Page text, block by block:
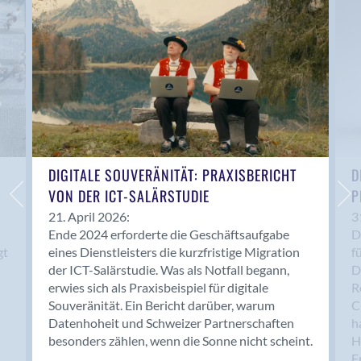
Anwil
Appenzell
Au SG
Baar
Baden
Balsthal
Balzers
Basel
Bassersdorf
Belp
Bendern
Benken (SG)
Bergdietikon
Berlin
Bern
Bern - Liebefeld
DIGITALE SOUVERÄNITÄT: PRAXISBERICHT
VON DER ICT-SALÄRSTUDIE
21. April 2026:
Ende 2024 erforderte die Geschäftsaufgabe
eines Dienstleisters die kurzfristige Migration
der ICT-Salärstudie. Was als Notfall begann,
erwies sich als Praxisbeispiel für digitale
Souveränität. Ein Bericht darüber, warum
Datenhoheit und Schweizer Partnerschaften
besonders zählen, wenn die Sonne nicht scheint.